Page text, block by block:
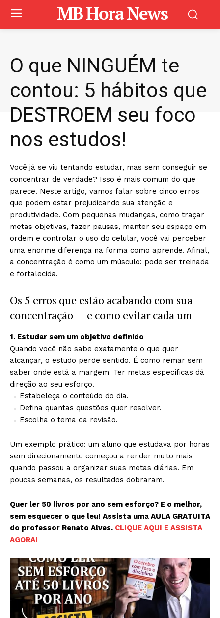
MB Hora News
O que NINGUÉM te
contou: 5 hábitos que
DESTROEM seu foco
nos estudos!
Você já se viu tentando estudar, mas sem conseguir se
concentrar de verdade? Isso é mais comum do que
parece. Neste artigo, vamos falar sobre cinco erros
que podem estar prejudicando sua atenção e
produtividade. Com pequenas mudanças, como traçar
metas objetivas, fazer pausas, manter seu espaço em
ordem e controlar o uso do celular, você vai perceber
uma enorme diferença na forma como aprende. Afinal,
a concentração é como um músculo: pode ser treinada
e fortalecida.
Os 5 erros que estão acabando com sua
concentração — e como evitar cada um
1. Estudar sem um objetivo definido
Quando você não sabe exatamente o que quer
alcançar, o estudo perde sentido. É como remar sem
saber onde está a margem. Ter metas específicas dá
direção ao seu esforço.
→ Estabeleça o conteúdo do dia.
→ Defina quantas questões quer resolver.
→ Escolha o tema da revisão.
Um exemplo prático: um aluno que estudava por horas
sem direcionamento começou a render muito mais
quando passou a organizar suas metas diárias. Em
poucas semanas, os resultados dobraram.
Quer ler 50 livros por ano sem esforço? E o melhor,
sem esquecer o que leu! Assista uma AULA GRATUITA
do professor Renato Alves. CLIQUE AQUI E ASSISTA
AGORA!